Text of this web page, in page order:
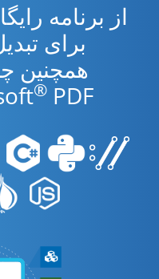
همچنین
® PDF استفاده کنید.